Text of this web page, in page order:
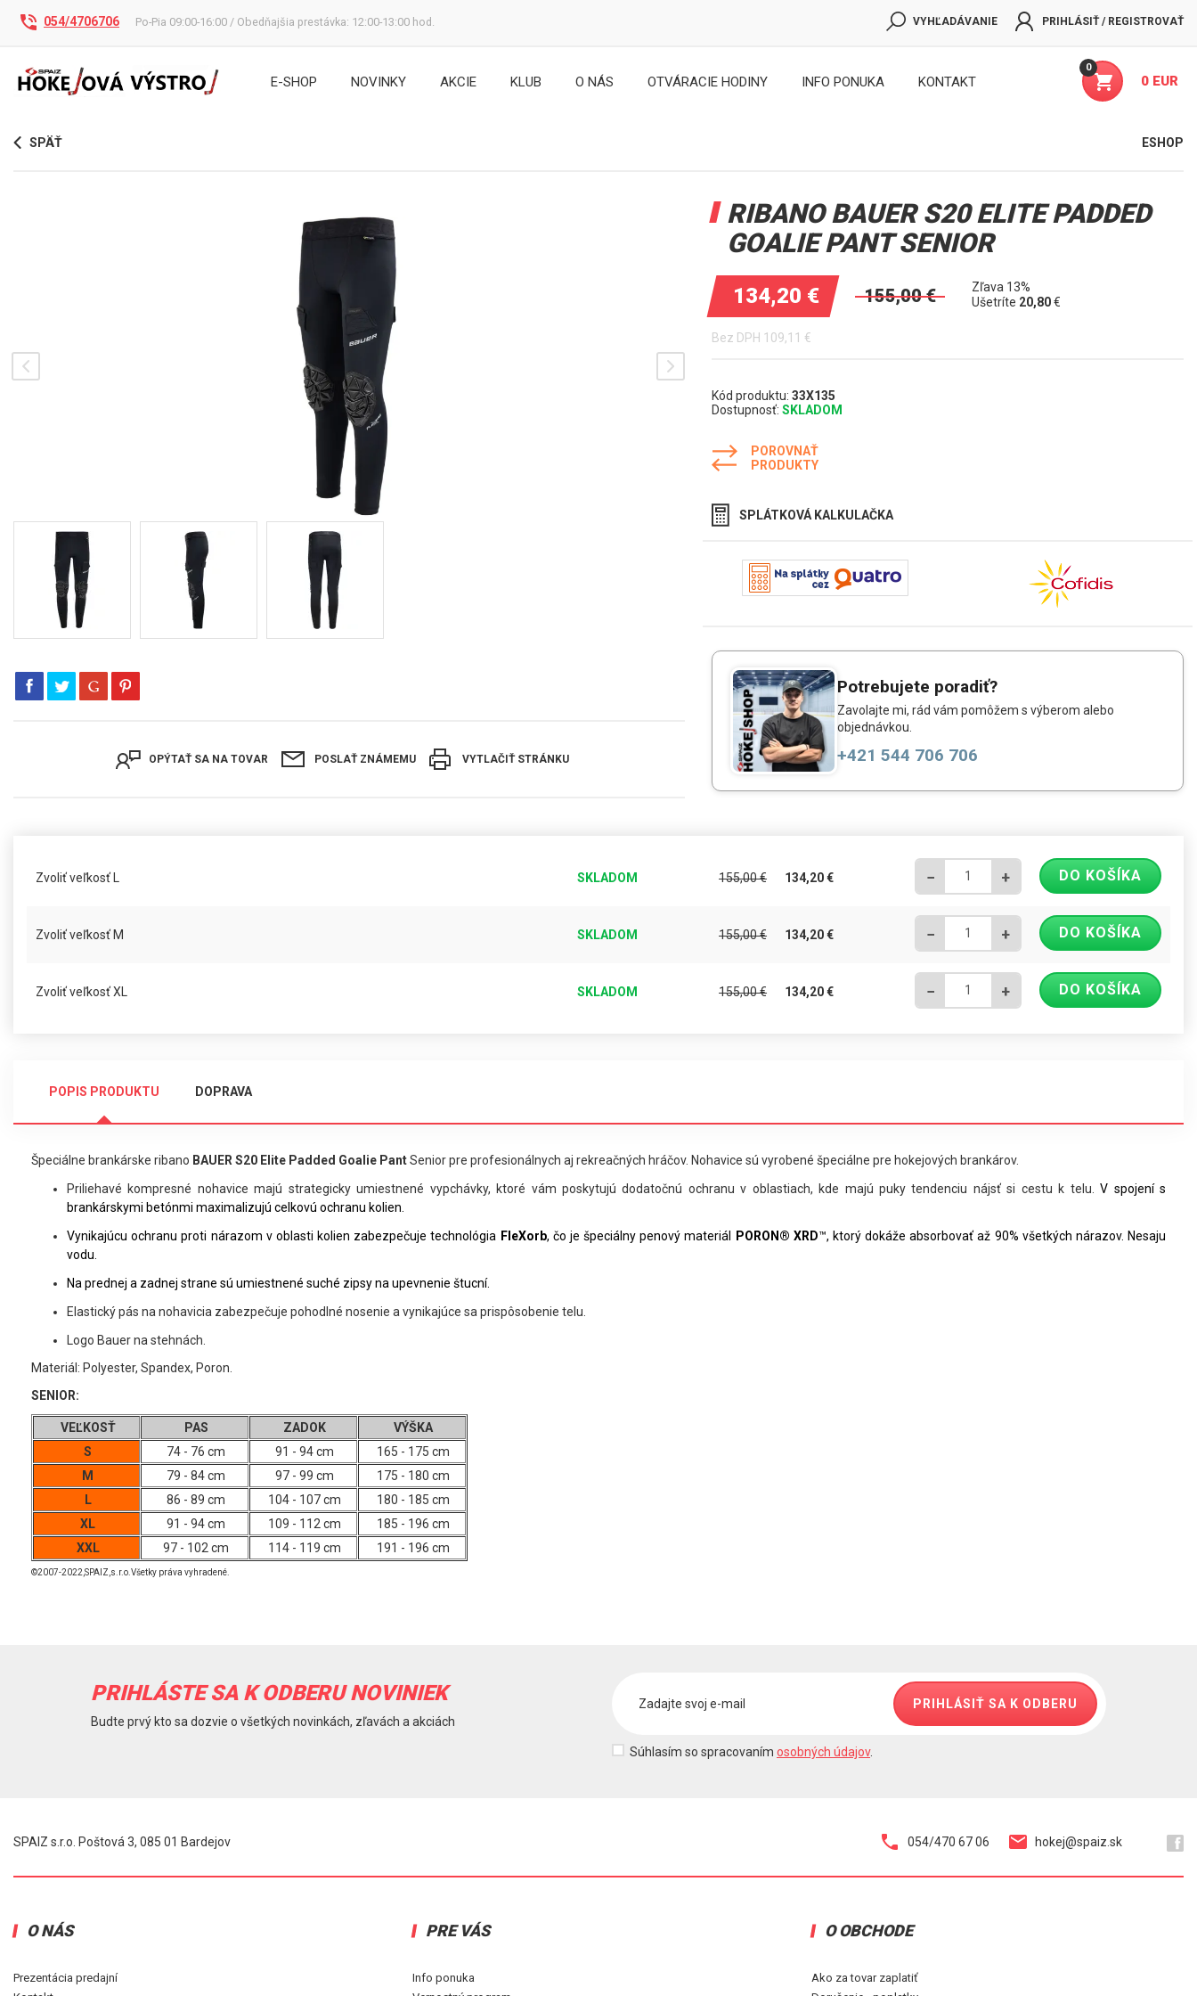
VYHĽADÁVANIE PRIHLÁSIŤ / REGISTROVAŤ
054/4706706 Po-Pia 09:00-16:00 / Obedňajšia prestávka: 12:00-13:00 hod.
0
0 EUR
E-SHOP NOVINKY AKCIE KLUB O NÁS OTVÁRACIE HODINY INFO PONUKA KONTAKT
SPÄŤ ESHOP
OPÝTAŤ SA NA TOVAR POSLAŤ ZNÁMEMU VYTLAČIŤ STRÁNKU
RIBANO BAUER S20 ELITE PADDED
GOALIE PANT SENIOR
134,20 € 155,00€
Zľava 13%
Ušetríte 20,80€
Bez DPH 109,11 €
Kód produktu: 33X135
Dostupnosť: SKLADOM
POROVNAŤ
PRODUKTY
SPLÁTKOVÁ KALKULAČKA
Potrebujete poradiť?
Zavolajte mi, rád vám pomôžem s výberom alebo
objednávkou.
+421 544 706 706
Zvoliť veľkosť L SKLADOM 155,00€ 134,20€ − + DO KOŠÍKA
Zvoliť veľkosť M SKLADOM 155,00€ 134,20€ − + DO KOŠÍKA
Zvoliť veľkosť XL SKLADOM 155,00€ 134,20€ − + DO KOŠÍKA
POPIS PRODUKTU DOPRAVA
Špeciálne brankárske ribano BAUER S20 Elite Padded Goalie PantSeniorpre profesionálnych aj rekreačných hráčov. Nohavice sú vyrobené špeciálne pre hokejových brankárov.
Priliehavé kompresné nohavice majú strategicky umiestnené vypchávky, ktoré vám poskytujú dodatočnú ochranu v oblastiach, kde majú puky tendenciu nájsť si cestu k telu.
V spojení s
brankárskymi betónmi maximalizujú celkovú ochranu kolien.
Vynikajúcu ochranu proti nárazom v oblasti kolien zabezpečuje technológia FleXorb, čo je špeciálny penový materiál PORON® XRD™, ktorý dokáže absorbovať až 90% všetkých nárazov. Nesaju
vodu.
Na prednej a zadnej strane sú umiestnené suché zipsy na upevnenie štucní.
E lastický pás na nohavicia zabezpečuje pohodlné nosenie a vynikajúce sa prispôsobenie telu.
Logo Bauer na stehnách.
Materiál: Polyester, Spandex, Poron.
SENIOR:
VEĽKOSŤ PAS ZADOK
VÝŠKA
S
74 - 76 cm 91 - 94 cm
165 - 175 cm
M
79 - 84 cm 97 - 99 cm
175 - 180 cm
L
86 - 89 cm 104 - 107 cm
180 - 185 cm
XL
91 - 94 cm 109 - 112 cm
185 - 196 cm
XXL
97 - 102 cm 114 - 119 cm 191 - 196 cm
©2007-2022,SPAIZ,s.r.o.Všetky práva vyhradené.
PRIHLÁSTE SA K ODBERU NOVINIEK
Budte prvý kto sa dozvie o všetkých novinkách, zľavách a akciách
PRIHLÁSIŤ SA K ODBERU
Súhlasím so spracovaním osobných údajov.
SPAIZ s.r.o. Poštová 3, 085 01 Bardejov 054/470 67 06 hokej@spaiz.sk
O NÁS
Prezentácia predajní
PRE VÁS
Info ponuka
O OBCHODE
Ako za tovar zaplatiť